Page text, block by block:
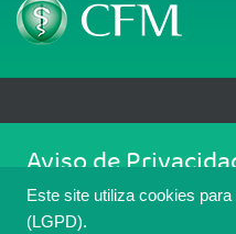
Este site utiliza cookies
(LGPD).
SGAS 616, Conjunto D, Lote 115,
Copyright 2026 CFM. Todos os
Aviso de
Nós usamos cookies para
cookies. Para ter mais